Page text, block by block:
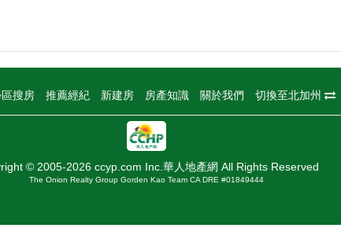
搜房 推薦經紀 新建房 房產知識 關於我們 切換至北加州
© 2005-2026 ccyp.com Inc.華人地產網 All Rights Reserved
The Onion Realty Group Gorden Kao Team CA DRE #01849444